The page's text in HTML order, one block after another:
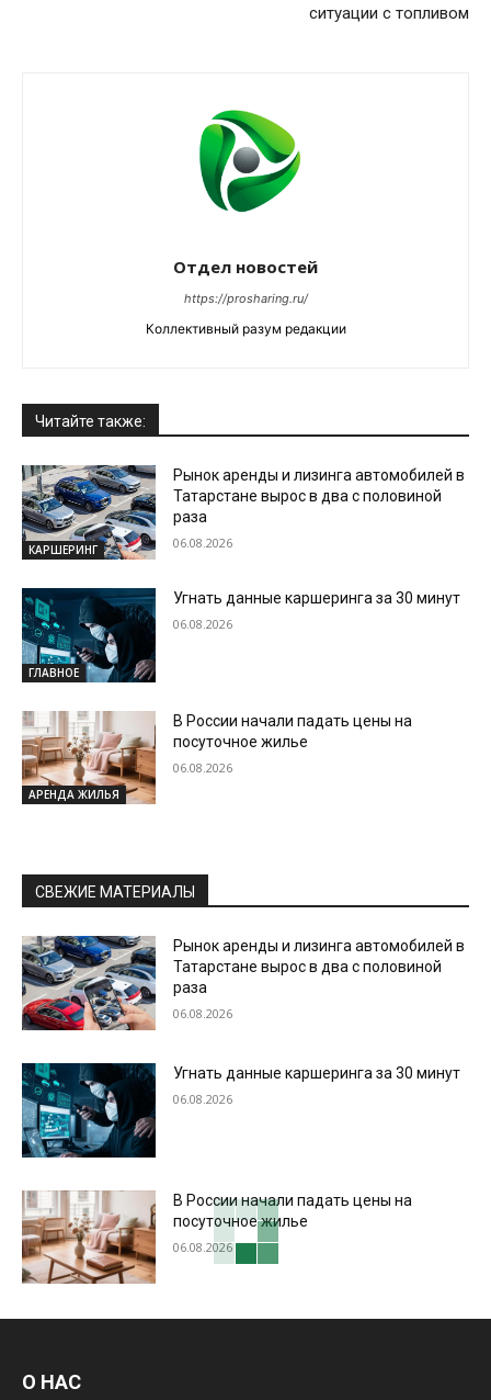
ситуации с топливом
Отдел новостей
https://prosharing.ru/
Коллективный разум редакции
Читайте также:
КАРШЕРИНГ
Рынок аренды и лизинга автомобилей в
Татарстане вырос в два с половиной
раза
06.08.2026
ГЛАВНОЕ
Угнать данные каршеринга за 30 минут
06.08.2026
АРЕНДА ЖИЛЬЯ
В России начали падать цены на
посуточное жилье
06.08.2026
СВЕЖИЕ МАТЕРИАЛЫ
Рынок аренды и лизинга автомобилей в
Татарстане вырос в два с половиной
раза
06.08.2026
Угнать данные каршеринга за 30 минут
06.08.2026
В России начали падать цены на
посуточное жилье
06.08.2026
О НАС